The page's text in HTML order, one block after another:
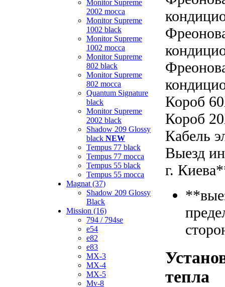
Monitor Supreme
2002 mocca
Monitor Supreme
1002 black
Monitor Supreme
1002 mocca
Monitor Supreme
802 black
Monitor Supreme
802 mocca
Quantum Signature
black
Monitor Supreme
2002 black
Shadow 209 Glossy
black NEW
Tempus 77 black
Tempus 77 mocca
Tempus 55 black
Tempus 55 mocca
Magnat (37)
Shadow 209 Glossy
Black
Mission (16)
794 / 794se
e54
e82
e83
MX-3
MX-4
MX-5
Mv-8
Короб
Короб
Кабель
Выезд
г.
тепла